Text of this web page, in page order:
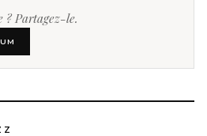
? Partagez-le.